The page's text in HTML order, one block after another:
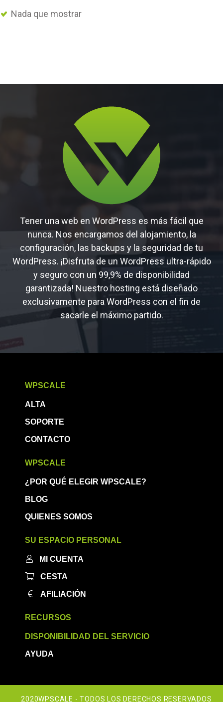
Nada que mostrar
Tener una web en WordPress es más fácil que
nunca. Nos encargamos del alojamiento, la
configuración, las backups y la seguridad de tu
WordPress. ¡Disfruta de un WordPress ultra-rápido
y seguro con un 99,9% de disponibilidad
garantizada! Nuestro hosting está diseñado
exclusivamente para WordPress con el fin de
sacarle el máximo partido.
WPSCALE
ALTA
SOPORTE
CONTACTO
WPSCALE
¿POR QUÉ ELEGIR WPSCALE?
BLOG
QUIENES SOMOS
SU ESPACIO PERSONAL
MI CUENTA
CESTA
AFILIACIÓN
RECURSOS
DISPONIBILIDAD DEL SERVICIO
AYUDA
2020WPSCALE - TODOS LOS DERECHOS RESERVADOS